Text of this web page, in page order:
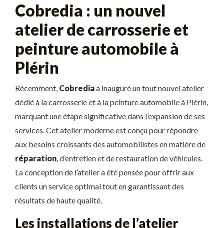
Cobredia : un nouvel
atelier de carrosserie et
peinture automobile à
Plérin
Récemment, Cobrediaa inauguré un tout nouvel atelier
dédié à la carrosserie et à la peinture automobile à Plérin,
marquant une étape significative dans l’expansion de ses
services. Cet atelier moderne est conçu pour répondre
aux besoins croissants des automobilistes en matière de
réparation, d’entretien et de restauration de véhicules.
La conception de l’atelier a été pensée pour offrir aux
clients un service optimal tout en garantissant des
résultats de haute qualité.
Les installations de l’atelier